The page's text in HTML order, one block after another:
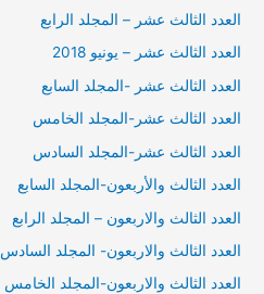
العدد الثالث عشر – المجلد الرابع
العدد الثالث عشر – يونيو 2018
العدد الثالث عشر -المجلد السابع
العدد الثالث عشر-المجلد الخامس
العدد الثالث عشر-المجلد السادس
العدد الثالث والأربعون-المجلد السابع
العدد الثالث والاربعون – المجلد الرابع
العدد الثالث والاربعون- المجلد السادس
العدد الثالث والاربعون-المجلد الخامس